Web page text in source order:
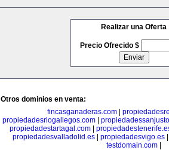
Realizar una Oferta
Precio Ofrecido $
Otros dominios en venta:
fincasganaderas.com|
propiedadesriogallegos.com|
propiedadestartagal.com|
propiedadesvalladolid.es
propiedadesvigo.es
testdomain.com